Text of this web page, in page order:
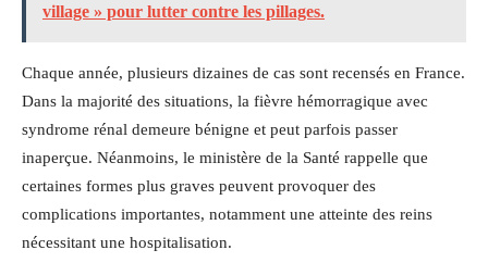
village » pour lutter contre les pillages.
Chaque année, plusieurs dizaines de cas sont recensés en France.
Dans la majorité des situations, la fièvre hémorragique avec
syndrome rénal demeure bénigne et peut parfois passer
inaperçue. Néanmoins, le ministère de la Santé rappelle que
certaines formes plus graves peuvent provoquer des
complications importantes, notamment une atteinte des reins
nécessitant une hospitalisation.